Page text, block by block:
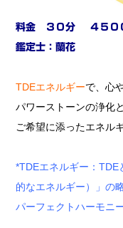
料金 ３０分 ４５０
鑑定士：蘭花
TDEエネルギーで、心
パワーストーンの浄化
ご希望に添ったエネル
*TDEエネルギー：
的なエネルギー）」の略
パーフェクトハーモニ